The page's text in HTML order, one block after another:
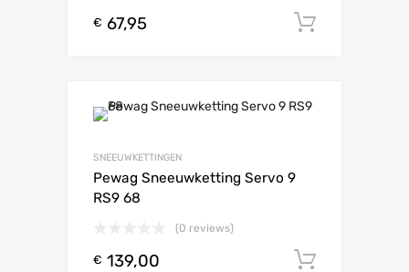
€ 67,95
SNEEUWKETTINGEN
Pewag Sneeuwketting Servo 9
RS9 68
(0 reviews)
€ 139,00